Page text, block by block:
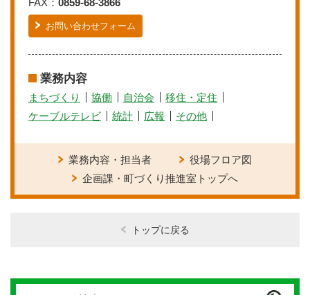
FAX： 0859-68-3866
お問い合わせフォーム
業務内容
まちづくり 協働 自治会
移住・定住
ケーブルテレビ
統計 広報 その他
業務内容・担当者
役場フロア図
企画課・町づくり推進室トップへ
トップに戻る